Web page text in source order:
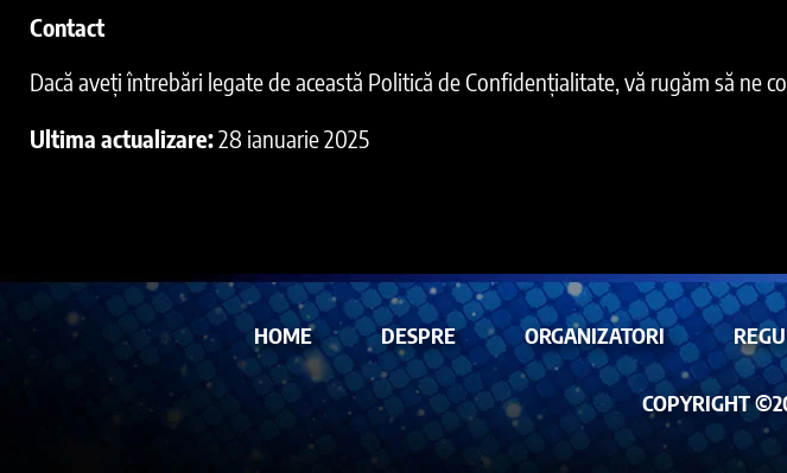
Contact
Dacă aveți întrebări legate de această Politică de Confidențialitate, vă rugăm să ne
Ultima actualizare:28 ianuarie 2025
HOME DESPRE ORGANIZATORI
COPYRIGHT